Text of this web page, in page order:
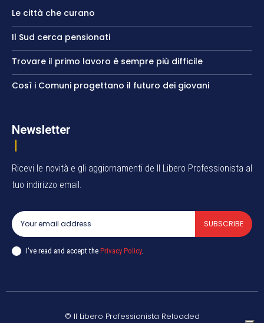
Le città che curano
Il Sud cerca pensionati
Trovare il primo lavoro è sempre più difficile
Così i Comuni progettano il futuro dei giovani
Newsletter
Ricevi le novità e gli aggiornamenti de Il Libero Professionista al
tuo indirizzo email.
SUBSCRIBE
I've read and accept the Privacy Policy.
© Il Libero Professionista Reloaded